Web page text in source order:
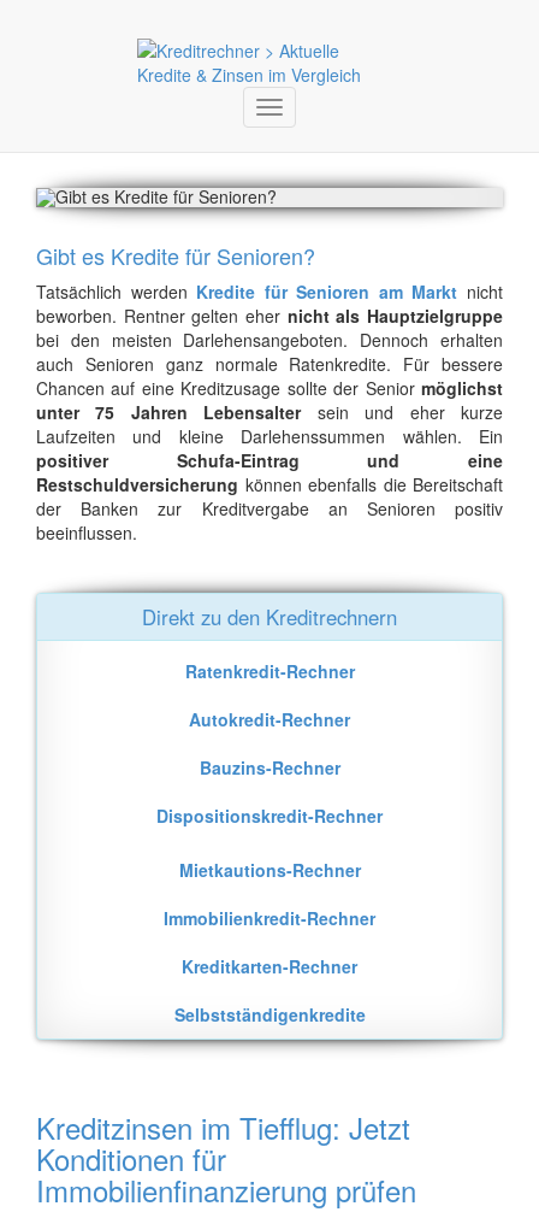
Toggle
navigation
Gibt es Kredite für Senioren?
Tatsächlich werden Kredite für Senioren am Markt nicht
beworben. Rentner gelten eher nicht als Hauptzielgruppe
bei den meisten Darlehensangeboten. Dennoch erhalten
auch Senioren ganz normale Ratenkredite. Für bessere
Chancen auf eine Kreditzusage sollte der Senior möglichst
unter 75 Jahren Lebensaltersein und eher kurze
Laufzeiten und kleine Darlehenssummen wählen. Ein
positiver Schufa-Eintrag und eine
Restschuldversicherung können ebenfalls die Bereitschaft
der Banken zur Kreditvergabe an Senioren positiv
beeinflussen.
Direkt zu den Kreditrechnern
Ratenkredit-Rechner
Autokredit-Rechner
Bauzins-Rechner
Dispositionskredit-Rechner
Mietkautions-Rechner
Immobilienkredit-Rechner
Kreditkarten-Rechner
Selbstständigenkredite
Kreditzinsen im Tiefflug: Jetzt
Konditionen für
Immobilienfinanzierung prüfen